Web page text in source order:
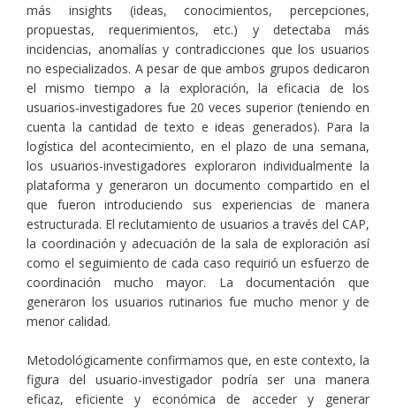
más insights (ideas, conocimientos, percepciones,
propuestas, requerimientos, etc.) y detectaba más
incidencias, anomalías y contradicciones que los usuarios
no especializados. A pesar de que ambos grupos dedicaron
el mismo tiempo a la exploración, la eficacia de los
usuarios-investigadores fue 20 veces superior (teniendo en
cuenta la cantidad de texto e ideas generados). Para la
logística del acontecimiento, en el plazo de una semana,
los usuarios-investigadores exploraron individualmente la
plataforma y generaron un documento compartido en el
que fueron introduciendo sus experiencias de manera
estructurada. El reclutamiento de usuarios a través del CAP,
la coordinación y adecuación de la sala de exploración así
como el seguimiento de cada caso requirió un esfuerzo de
coordinación mucho mayor. La documentación que
generaron los usuarios rutinarios fue mucho menor y de
menor calidad.
Metodológicamente confirmamos que, en este contexto, la
figura del usuario-investigador podría ser una manera
eficaz, eficiente y económica de acceder y generar